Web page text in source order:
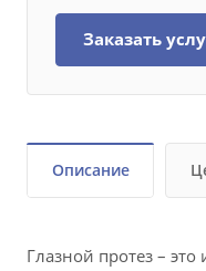
Заказать
Описание
Глазной протез –